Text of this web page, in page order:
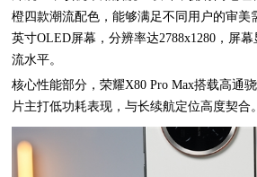
橙四款潮流配色，能够满足不同用户的审美
英寸OLED屏幕，分辨率达2788x1280，屏
流水平。
核心性能部分，荣耀X80 Pro Max搭载高通
片主打低功耗表现，与长续航定位高度契合。